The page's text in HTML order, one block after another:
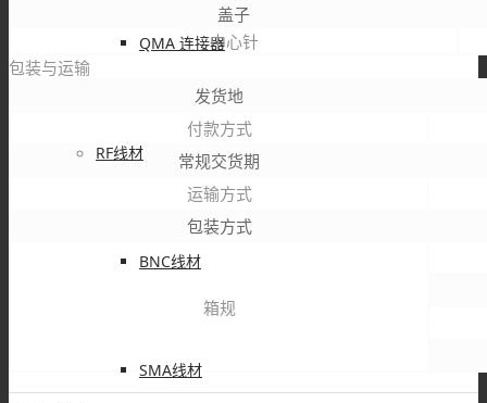
QMA 连接器
RF线材
BNC线材
SMA线材
盖子
中心针
包装与运输
发货地
付款方式
常规交货期
运输方式
包装方式
箱规